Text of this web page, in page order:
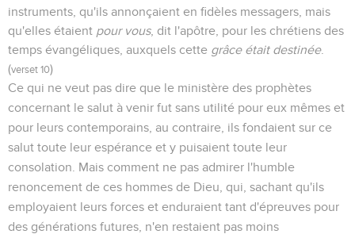
instruments, qu'ils annonçaient en fidèles messagers, mais
qu'elles étaient pour vous, dit l'apôtre, pour les chrétiens des
temps évangéliques, auxquels cette grâce était destinée.
(verset 10)
Ce qui ne veut pas dire que le ministère des prophètes
concernant le salut à venir fut sans utilité pour eux mêmes et
pour leurs contemporains, au contraire, ils fondaient sur ce
salut toute leur espérance et y puisaient toute leur
consolation. Mais comment ne pas admirer l'humble
renoncement de ces hommes de Dieu, qui, sachant qu'ils
employaient leurs forces et enduraient tant d'épreuves pour
des générations futures, n'en restaient pas moins